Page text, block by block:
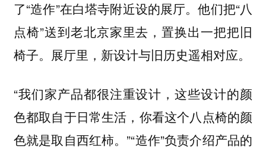
了“造作”在白塔寺附近设的展厅。他们把“八
点椅”送到老北京家里去，置换出一把把旧
椅子。展厅里，新设计与旧历史遥相对应。
“我们家产品都很注重设计，这些设计的颜
色都取自于日常生活，你看这个八点椅的颜
色就是取自西红柿。”“造作”负责介绍产品的